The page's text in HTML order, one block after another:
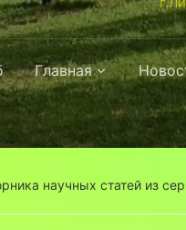
Главная
научных статей из